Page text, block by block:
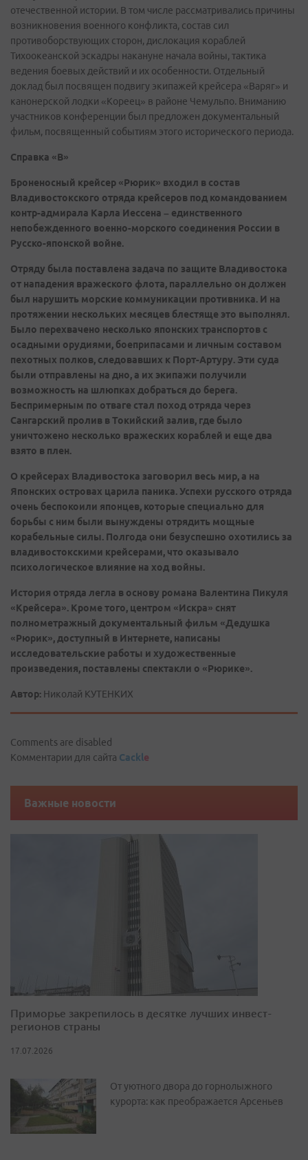
отечественной истории. В том числе рассматривались причины
возникновения военного конфликта, состав сил
противоборствующих сторон, дислокация кораблей
Тихоокеанской эскадры накануне начала войны, тактика
ведения боевых действий и их особенности. Отдельный
доклад был посвящен подвигу экипажей крейсера «Варяг» и
канонерской лодки «Кореец» в районе Чемульпо. Вниманию
участников конференции был предложен документальный
фильм, посвященный событиям этого исторического периода.
Справка «В»
Броненосный крейсер «Рюрик» входил в состав
Владивостокского отряда крейсеров под командованием
контр-адмирала Карла Иессена – единственного
непобежденного военно-морского соединения России в
Русско-японской войне.
Отряду была поставлена задача по защите Владивостока
от нападения вражеского флота, параллельно он должен
был нарушить морские коммуникации противника. И на
протяжении нескольких месяцев блестяще это выполнял.
Было перехвачено несколько японских транспортов с
осадными орудиями, боеприпасами и личным составом
пехотных полков, следовавших к Порт-Артуру. Эти суда
были отправлены на дно, а их экипажи получили
возможность на шлюпках добраться до берега.
Беспримерным по отваге стал поход отряда через
Сангарский пролив в Токийский залив, где было
уничтожено несколько вражеских кораблей и еще два
взято в плен.
О крейсерах Владивостока заговорил весь мир, а на
Японских островах царила паника. Успехи русского отряда
очень беспокоили японцев, которые специально для
борьбы с ним были вынуждены отрядить мощные
корабельные силы. Полгода они безуспешно охотились за
владивостокскими крейсерами, что оказывало
психологическое влияние на ход войны.
История отряда легла в основу романа Валентина Пикуля
«Крейсера». Кроме того, центром «Искра» снят
полнометражный документальный фильм «Дедушка
«Рюрик», доступный в Интернете, написаны
исследовательские работы и художественные
произведения, поставлены спектакли о «Рюрике».
Автор: Николай КУТЕНКИХ
Comments are disabled
Комментарии для сайта Cackle
Важные новости
Приморье закрепилось в десятке лучших инвест-
регионов страны
17.07.2026
От уютного двора до горнолыжного
курорта: как преображается Арсеньев